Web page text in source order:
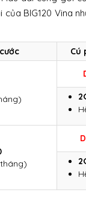
BIG120 Vina
Cú